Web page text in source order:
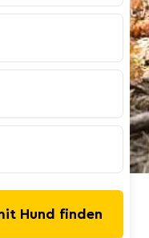
Hund finden